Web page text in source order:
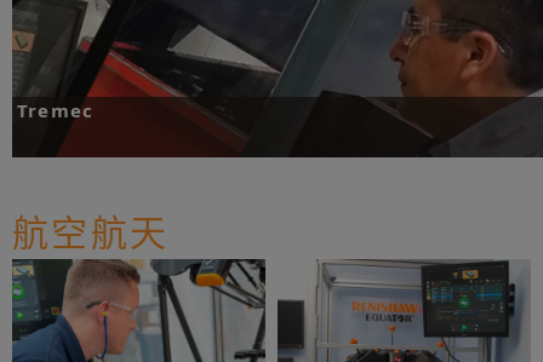
更多 更多
Tremec
更多
航空航天